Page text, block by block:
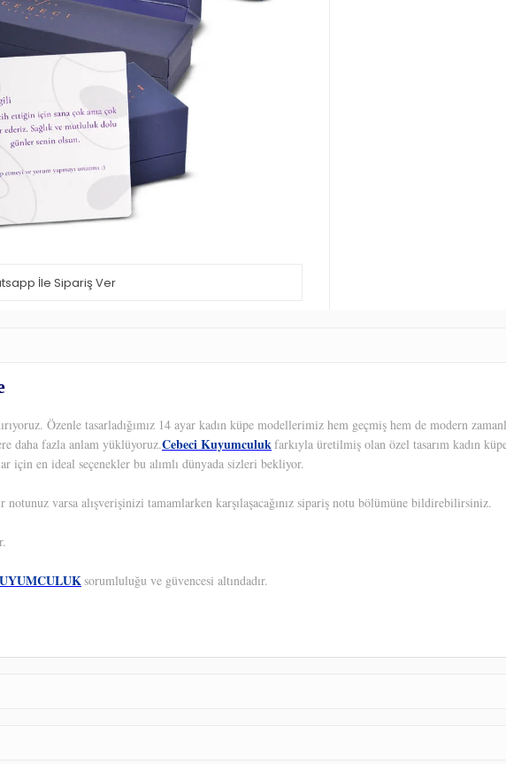
İle Sipariş Ver
Özenle tasarladığımız 14 ayar kadın küpe modellerimiz hem geçmiş hem de modern
daha fazla anlam yüklüyoruz.Cebeci Kuyumculukfarkıyla üretilmiş olan özel tasarım kadın
için en ideal seçenekler bu alımlı dünyada sizleri bekliyor.
varsa alışverişinizi tamamlarken karşılaşacağınız sipariş notu bölümüne bildirebilirsiniz.
sorumluluğu ve güvencesi altındadır.